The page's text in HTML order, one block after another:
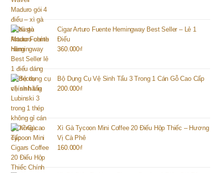
Cigar Arturo Fuente Hemingway Best Seller – Lẻ 1
Điếu
360.000₫
Bộ Dụng Cụ Vệ Sinh Tẩu 3 Trong 1 Cán Gỗ Cao Cấp
200.000₫
Xì Gà Tycoon Mini Coffee 20 Điếu Hộp Thiếc – Hương
Vị Cà Phê
160.000₫